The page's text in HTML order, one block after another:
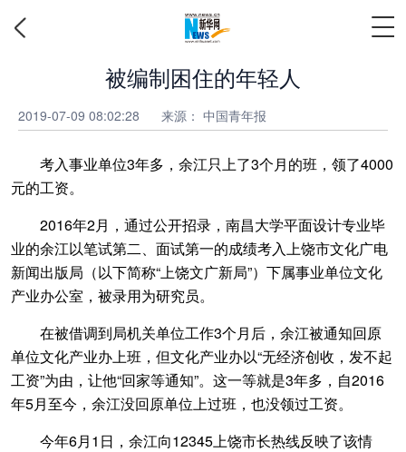
被编制困住的年轻人
2019-07-09 08:02:28 来源： 中国青年报
考入事业单位3年多，余江只上了3个月的班，领了4000
元的工资。
2016年2月，通过公开招录，南昌大学平面设计专业毕
业的余江以笔试第二、面试第一的成绩考入上饶市文化广电
新闻出版局（以下简称“上饶文广新局”）下属事业单位文化
产业办公室，被录用为研究员。
在被借调到局机关单位工作3个月后，余江被通知回原
单位文化产业办上班，但文化产业办以“无经济创收，发不起
工资”为由，让他“回家等通知”。这一等就是3年多，自2016
年5月至今，余江没回原单位上过班，也没领过工资。
今年6月1日，余江向12345上饶市长热线反映了该情